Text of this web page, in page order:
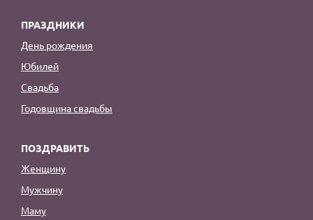
ПРАЗДНИКИ
День рождения
Юбилей
Свадьба
Годовщина свадьбы
ПОЗДРАВИТЬ
Женщину
Мужчину
Маму